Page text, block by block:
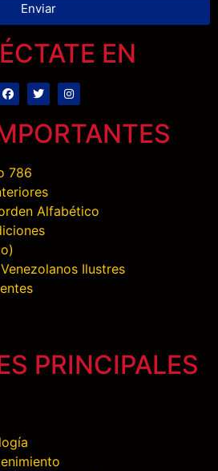
Enviar
EN
786
Alfabético
Ilustres
PRINCIPALES